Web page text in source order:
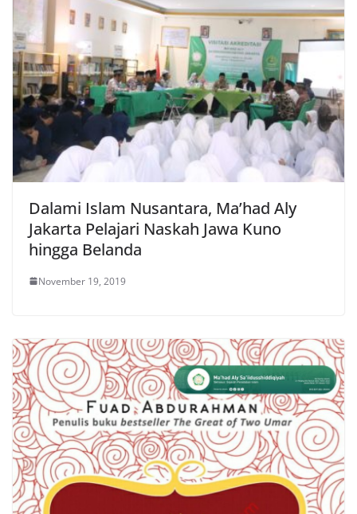
Dalami Islam Nusantara, Ma’had Aly
Jakarta Pelajari Naskah Jawa Kuno
hingga Belanda
November 19, 2019